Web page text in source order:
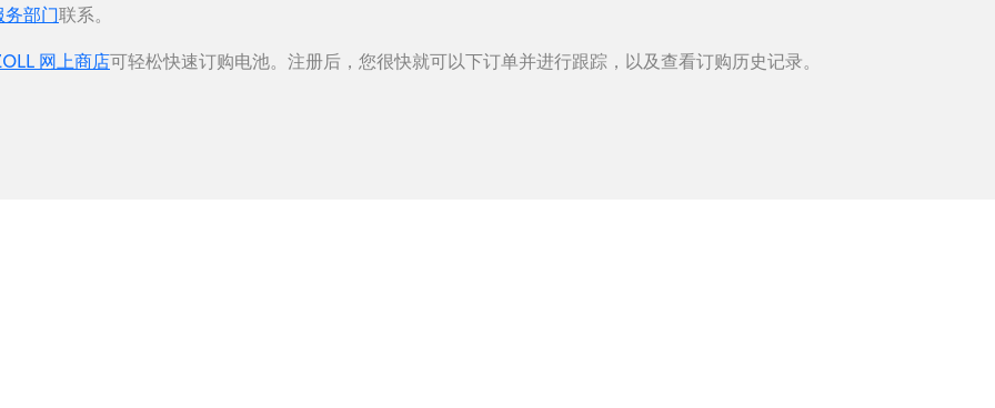
部门联系。
网上商店可轻松快速订购电池。注册后，您很快就可以下订单并进行跟踪，以及查看订购历史记录。